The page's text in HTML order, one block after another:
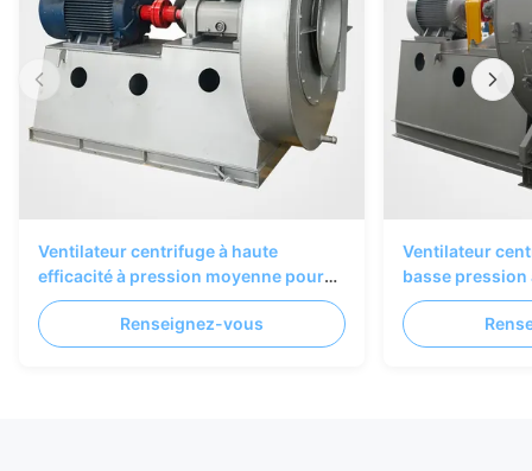
Ventilateur centrifuge à haute
efficacité à pression moyenne pour
les systèmes de ventilation et de
collecte de poussière industriels
Renseignez-vous
Ventilateur
basse pression
les